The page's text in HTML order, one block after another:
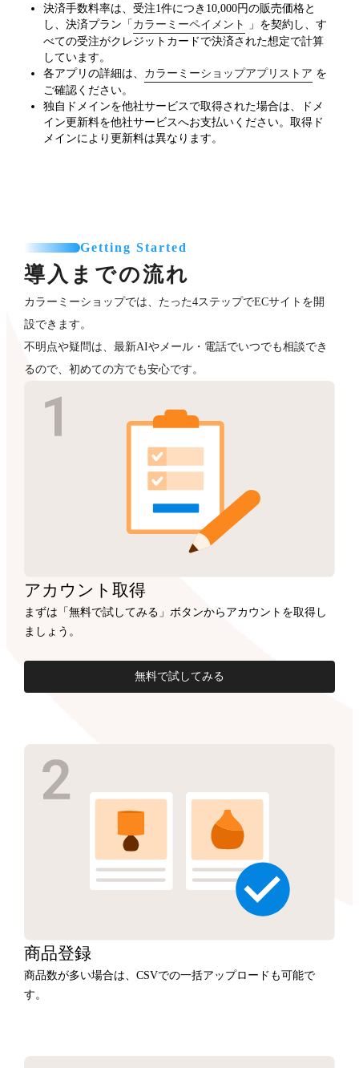
決済手数料率は、受注1件につき10,000円の販売価格と
し、決済プラン「 カラーミーペイメント
」を契約し、す
べての受注がクレジットカードで決済された想定で計算
しています。
各アプリの詳細は、 カラーミーショップアプリストア を
ご確認ください。
独自ドメインを他社サービスで取得された場合は、ドメ
イン更新料を他社サービスへお支払いください。取得ド
メインにより更新料は異なります。
Getting Started
導入までの流れ
カラーミーショップでは、たった4ステップでECサイトを開
設できます。
不明点や疑問は、最新AIやメール・電話でいつでも相談でき
るので、初めての方でも安心です。
アカウント取得
まずは「無料で試してみる」ボタンからアカウントを取得し
ましょう。
無料で試してみる
商品登録
商品数が多い場合は、CSVでの一括アップロードも可能で
す。